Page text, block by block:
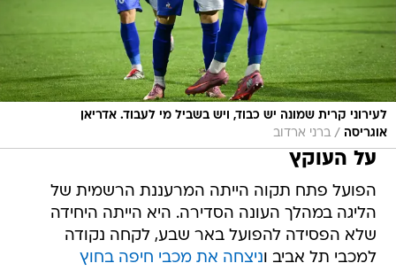
לעירוני קרית שמונה יש כבוד, ויש בשביל מי לעבוד. אדריאן
אוגריסה / ברני ארדוב
על העוקץ
הפועל פתח תקוה הייתה המרעננת הרשמית של
הליגה במהלך העונה הסדירה. היא הייתה היחידה
שלא הפסידה להפועל באר שבע, לקחה נקודה
למכבי תל אביב וניצחה את מכבי חיפה בחוץ